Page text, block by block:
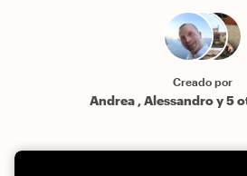
Creado por
Andrea , Alessandro y 5